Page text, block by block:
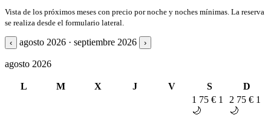
Vista de los próximos meses con precio por noche y noches mínimas. La reserva
se realiza desde el formulario lateral.
‹ agosto 2026 · septiembre 2026 ›
agosto 2026
L M X J V S
D
1 75 € 1
🌙
2 75 € 1
🌙